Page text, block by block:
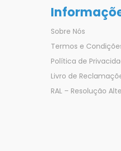
Sobre Nós
Termos e
Política de
Livro de
RAL – Resolução